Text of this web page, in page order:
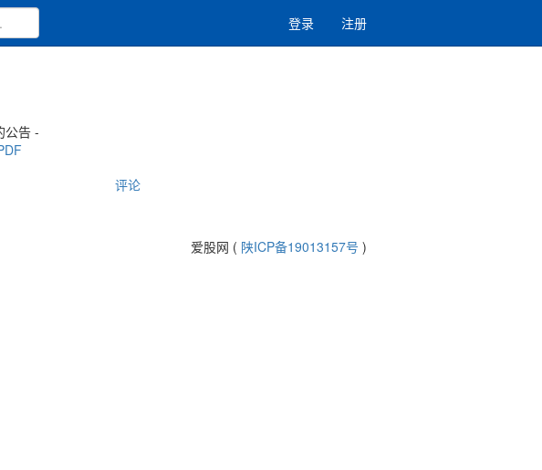
登录 注册
公告 -
评论
爱股网 ( 陕ICP备19013157号 )